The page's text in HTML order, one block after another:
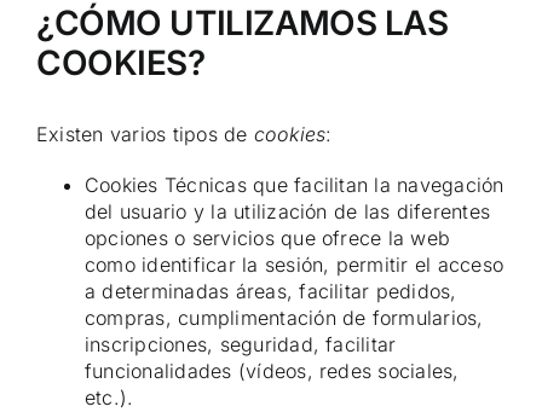
¿CÓMO UTILIZAMOS LAS
COOKIES?
Existen varios tipos de cookies:
Cookies Técnicas que facilitan la navegación
del usuario y la utilización de las diferentes
opciones o servicios que ofrece la web
como identificar la sesión, permitir el acceso
a determinadas áreas, facilitar pedidos,
compras, cumplimentación de formularios,
inscripciones, seguridad, facilitar
funcionalidades (vídeos, redes sociales,
etc.).